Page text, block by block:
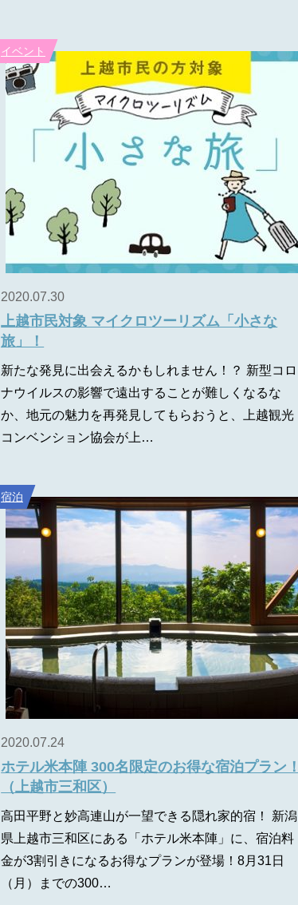
イベント
2020.07.30
上越市民対象 マイクロツーリズム「小さな
旅」！
新たな発見に出会えるかもしれません！？ 新型コロ
ナウイルスの影響で遠出することが難しくなるな
か、地元の魅力を再発見してもらおうと、上越観光
コンベンション協会が上…
宿泊
2020.07.24
ホテル米本陣 300名限定のお得な宿泊プラン！
（上越市三和区）
高田平野と妙高連山が一望できる隠れ家的宿！ 新潟
県上越市三和区にある「ホテル米本陣」に、宿泊料
金が3割引きになるお得なプランが登場！8月31日
（月）までの300…